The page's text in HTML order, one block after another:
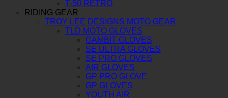
T-50 RETRO
RIDING GEAR
TROY LEE DESIGNS MOTO GEAR
TLD MOTO GLOVES
GAMBIT GLOVES
SE ULTRA GLOVES
SE PRO GLOVES
AIR GLOVES
GP PRO GLOVE
GP GLOVES
YOUTH AIR